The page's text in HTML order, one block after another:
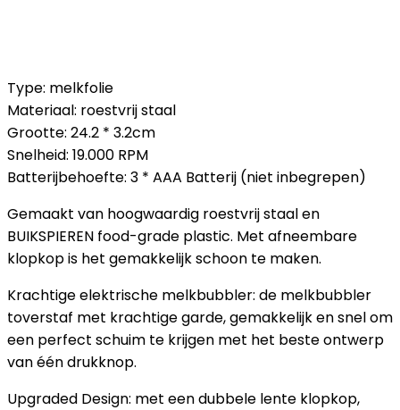
Type: melkfolie
Materiaal: roestvrij staal
Grootte: 24.2 * 3.2cm
Snelheid: 19.000 RPM
Batterijbehoefte: 3 * AAA Batterij (niet inbegrepen)
Gemaakt van hoogwaardig roestvrij staal en
BUIKSPIEREN food-grade plastic. Met afneembare
klopkop is het gemakkelijk schoon te maken.
Krachtige elektrische melkbubbler: de melkbubbler
toverstaf met krachtige garde, gemakkelijk en snel om
een ​​perfect schuim te krijgen met het beste ontwerp
van één drukknop.
Upgraded Design: met een dubbele lente klopkop,